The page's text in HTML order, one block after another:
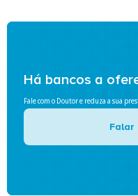
Há bancos a
Fale com o Doutor e reduza a sua
Falar